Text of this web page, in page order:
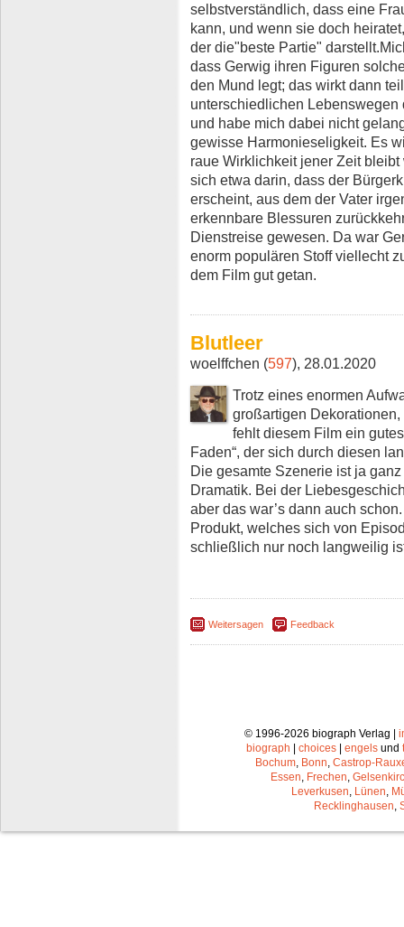
selbstverständlich, dass eine
kann, und wenn sie doch
der die"beste Partie"
dass Gerwig ihren Figuren
den Mund legt; das wirkt dann
unterschiedlichen
und habe mich dabei nicht
gewisse Harmonieseligkeit. Es
raue Wirklichkeit jener Zeit
sich etwa darin, dass der
erscheint, aus dem der Vater
erkennbare Blessuren
Dienstreise gewesen. Da war
enorm populären Stoff viellecht
dem Film gut getan.
Blutleer
woelffchen (597), 28.01.2020
Trotz eines enormen
großartigen
fehlt diesem Film ein
Faden“, der sich durch diesen
Die gesamte Szenerie ist ja
Dramatik. Bei der
aber das war’s dann auch
Produkt, welches sich von
schließlich nur noch langweilig
Weitersagen Feedback
© 1996-2026 biograph Verlag |
biograph
choices engels und
Bochum, Bonn, Castrop-
Essen, Frechen,
Leverkusen, Lünen,
Recklinghausen,